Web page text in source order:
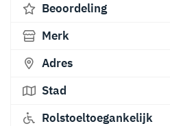
Beoordeling
Merk
Adres
Stad
Rolstoeltoegankelijk